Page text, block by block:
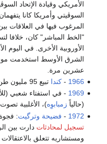
الأمريكي وقيادة الإتحاد
السوڤيتي وأمريكا كانا
المرغوب فيها في العلاقات
"الخط المباشر" كان، خلافا
الأوروبية الأخرى. في اليوم
الشرق الأوسط استخدمت
عشرين مرة.
1966
-كندا تبيع 95 مليون طن
1969 - في استفتاء شعبي
(حالياً زمبابوِه)، الأغلبية
1972
- فضيحة وترگيت: فجوة مدتها
تسجيل لمحادثات دارت بين
ومستشاريه تتعلق بالاعتقالات